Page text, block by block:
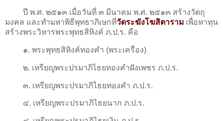
ปี พ.ศ. ๒๕๑๓ เมื่อวันที่ ๓ มีนาคม พ.ศ. ๒๕๑๓ สร้างวัตถุ
มงคล และทํามหาพิธีพุทธาภิเษกที่วัดระฆังโฆสิตาราม เพื่อหาทุน
สร้างพระวิหารพระพุทธสิหิงค์ ภ.ป.ร. คือ
๑. พระพุทธสิหิงค์ทองคํา (พระเครื่อง)
๒. เหรียญพระปรมาภิไธยทองคําฝังเพชร ภ.ป.ร.
๓. เหรียญพระปรมาภิไธยทองคํา ภ.ป.ร.
๔. เหรียญพระปรมาภิไธยนาก ภ.ป.ร.